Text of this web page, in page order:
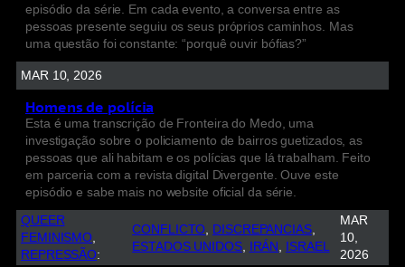
episódio da série. Em cada evento, a conversa entre as
pessoas presente seguiu os seus próprios caminhos. Mas
uma questão foi constante: “porquê ouvir bófias?”
MAR 10, 2026
Homens de polícia
Esta é uma transcrição de Fronteira do Medo, uma
investigação sobre o policiamento de bairros guetizados, as
pessoas que ali habitam e os polícias que lá trabalham. Feito
em parceria com a revista digital Divergente. Ouve este
episódio e sabe mais no website oficial da série.
QUEER
FEMINISMO
REPRESSÃO:
CONFLICTO DISCREPANCIAS
ESTADOS UNIDOS, IRÁN ISRAEL
MAR
10,
2026